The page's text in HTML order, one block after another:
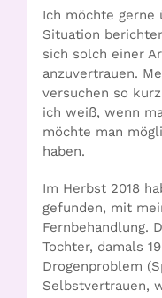
Ich möchte gerne
Situation
sich solch einer
anzuvertrauen.
versuchen so
ich weiß, wenn
möchte man
haben.
Im Herbst 2018
gefunden, mit
Fernbehandlung.
Tochter, damals
Drogenproblem
Selbstvertrauen,